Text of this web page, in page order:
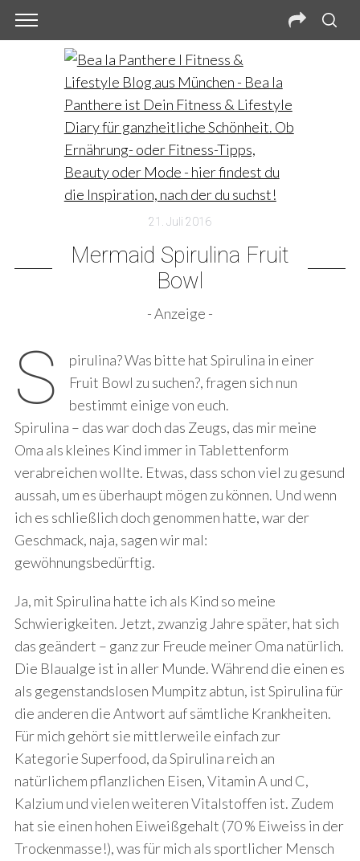
21. Juli 2016
Mermaid Spirulina Fruit
Bowl
- Anzeige -
S
pirulina? Was bitte hat Spirulina in einer
Fruit Bowl zu suchen?, fragen sich nun
bestimmt einige von euch.
Spirulina – das war doch das Zeugs, das mir meine
Oma als kleines Kind immer in Tablettenform
verabreichen wollte. Etwas, dass schon viel zu gesund
aussah, um es überhaupt mögen zu können. Und wenn
ich es schließlich doch genommen hatte, war der
Geschmack, naja, sagen wir mal:
gewöhnungsbedürftig.
Ja, mit Spirulina hatte ich als Kind so meine
Schwierigkeiten. Jetzt, zwanzig Jahre später, hat sich
das geändert – ganz zur Freude meiner Oma natürlich.
Die Blaualge ist in aller Munde. Während die einen es
als gegenstandslosen Mumpitz abtun, ist Spirulina für
die anderen die Antwort auf sämtliche Krankheiten.
Für mich gehört sie mittlerweile einfach zur
Kategorie Superfood, da Spirulina reich an
natürlichem pflanzlichen Eisen, Vitamin A und C,
Kalzium und vielen weiteren Vitalstoffen ist. Zudem
hat sie einen hohen Eiweißgehalt (70 % Eiweiss in der
Trockenmasse!), was für mich als sportlicher Mensch